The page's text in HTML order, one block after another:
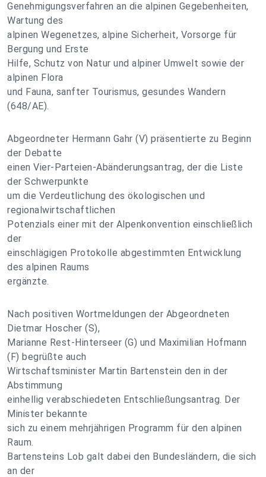
Genehmigungsverfahren an die alpinen Gegebenheiten,
Wartung des
alpinen Wegenetzes, alpine Sicherheit, Vorsorge für
Bergung und Erste
Hilfe, Schutz von Natur und alpiner Umwelt sowie der
alpinen Flora
und Fauna, sanfter Tourismus, gesundes Wandern
(648/AE).
Abgeordneter Hermann Gahr (V) präsentierte zu Beginn
der Debatte
einen Vier-Parteien-Abänderungsantrag, der die Liste
der Schwerpunkte
um die Verdeutlichung des ökologischen und
regionalwirtschaftlichen
Potenzials einer mit der Alpenkonvention einschließlich
der
einschlägigen Protokolle abgestimmten Entwicklung
des alpinen Raums
ergänzte.
Nach positiven Wortmeldungen der Abgeordneten
Dietmar Hoscher (S),
Marianne Rest-Hinterseer (G) und Maximilian Hofmann
(F) begrüßte auch
Wirtschaftsminister Martin Bartenstein den in der
Abstimmung
einhellig verabschiedeten Entschließungsantrag. Der
Minister bekannte
sich zu einem mehrjährigen Programm für den alpinen
Raum.
Bartensteins Lob galt dabei den Bundesländern, die sich
an der